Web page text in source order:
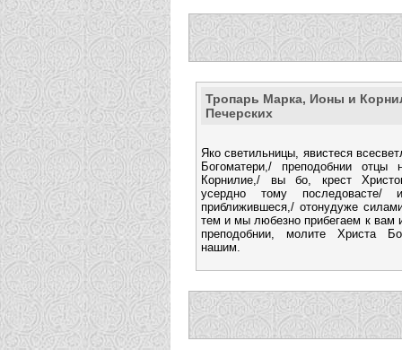
Тропарь Марка, Ионы и
Печерских
Яко светильницы, явистеся
Богоматери,/ преподобнии
Корнилие,/ вы бо, крест
усердно тому последовасте/
приближившеся,/ отонудуже
тем и мы любезно прибегаем к вам
преподобнии, молите Христа
нашим.